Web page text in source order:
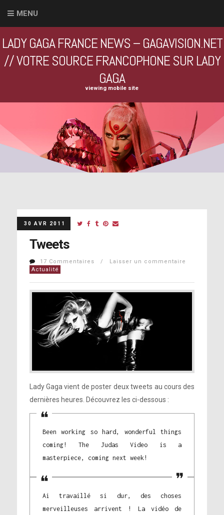
MENU
LADY GAGA FRANCE NEWS – GAGAVISION.NET
// VOTRE SOURCE FRANCOPHONE SUR LADY
GAGA
viewing mobile site
30 AVR 2011
Tweets
17 Commentaires / Laisser un commentaire
Actualité
Lady Gaga vient de poster deux tweets au cours des
dernières heures. Découvrez les ci-dessous :
Been working so hard, wonderful things
coming! The Judas Video is a
masterpiece, coming next week!
Ai travaillé si dur, des choses
merveilleuses arrivent ! La vidéo de